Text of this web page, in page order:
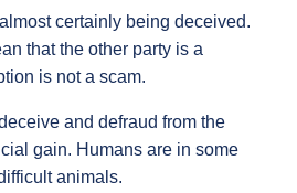
certainly being deceived.
that the other party is a
is not a scam.
and defraud from the
gain. Humans are in some
animals.